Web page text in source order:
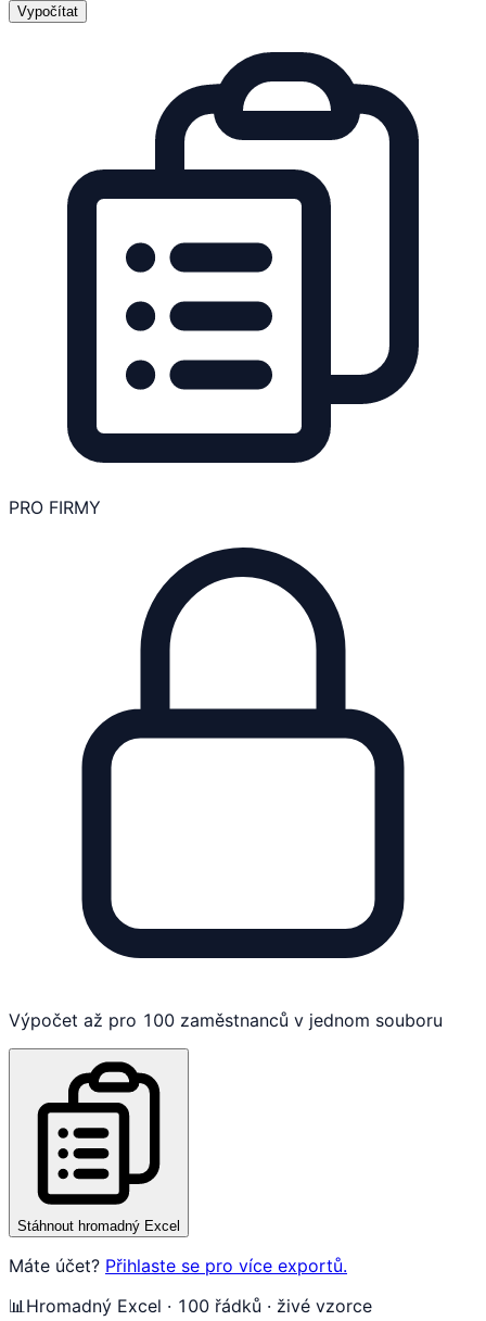
Vypočítat
PRO FIRMY
Výpočet až pro 100 zaměstnanců v jednom souboru
Stáhnout hromadný Excel
Máte účet? Přihlaste se pro více exportů.
📊 Hromadný Excel · 100 řádků · živé vzorce